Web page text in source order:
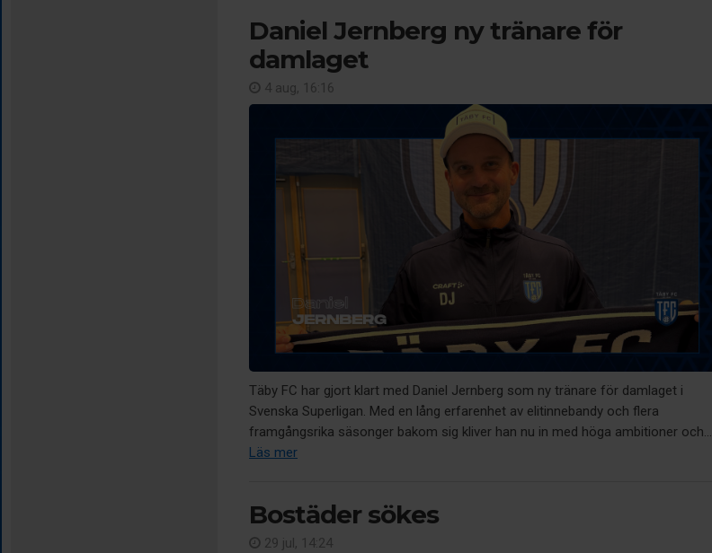
Daniel Jernberg ny tränare för
damlaget
4 aug, 16:16
Täby FC har gjort klart med Daniel Jernberg som ny tränare för damlaget i
Svenska Superligan. Med en lång erfarenhet av elitinnebandy och flera
framgångsrika säsonger bakom sig kliver han nu in med höga ambitioner och...
Läs mer
Bostäder sökes
29 jul, 14:24